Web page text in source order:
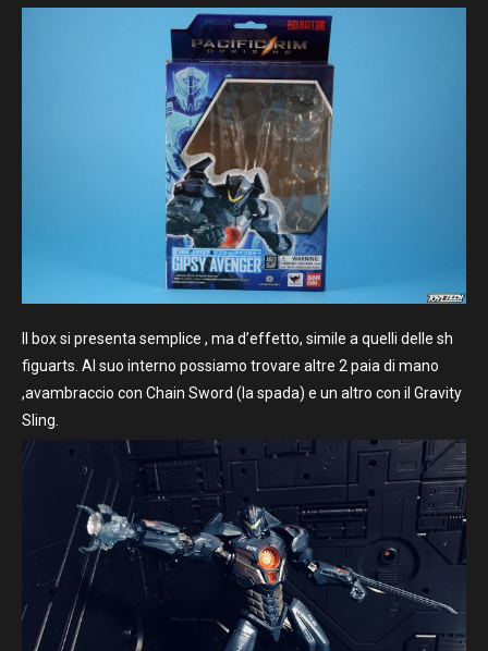
Il box si presenta semplice , ma d’effetto, simile a quelli delle sh
figuarts. Al suo interno possiamo trovare altre 2 paia di mano
,avambraccio con Chain Sword (la spada) e un altro con il Gravity
Sling.